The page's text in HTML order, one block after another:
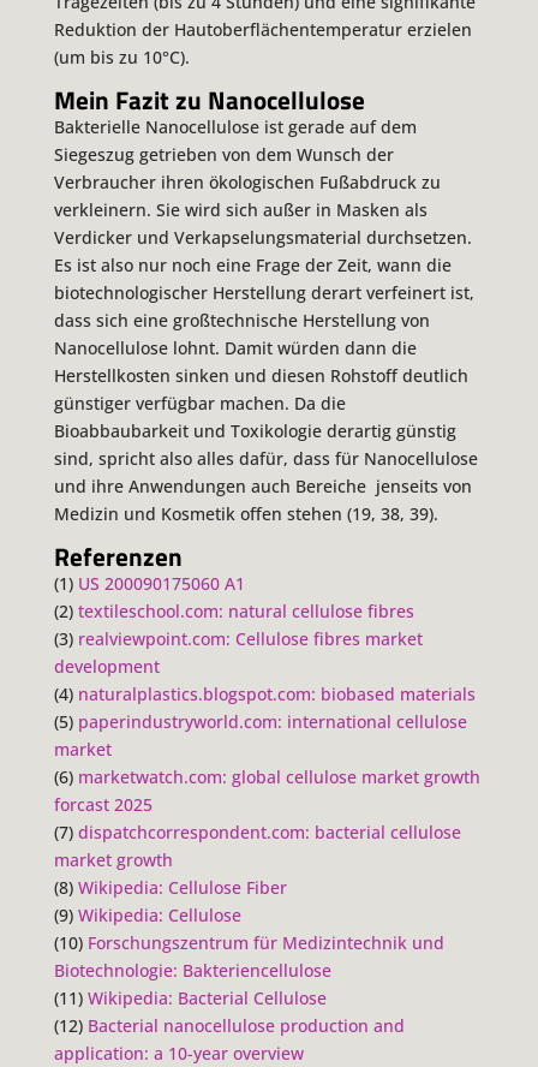
Reduktion der Hautoberflächentemperatur erzielen
(um bis zu 10°C).
Mein Fazit zu Nanocellulose
Bakterielle Nanocellulose ist gerade auf dem
Siegeszug getrieben von dem Wunsch der
Verbraucher ihren ökologischen Fußabdruck zu
verkleinern. Sie wird sich außer in Masken als
Verdicker und Verkapselungsmaterial durchsetzen.
Es ist also nur noch eine Frage der Zeit, wann die
biotechnologischer Herstellung derart verfeinert ist,
dass sich eine großtechnische Herstellung von
Nanocellulose lohnt. Damit würden dann die
Herstellkosten sinken und diesen Rohstoff deutlich
günstiger verfügbar machen. Da die
Bioabbaubarkeit und Toxikologie derartig günstig
sind, spricht also alles dafür, dass für Nanocellulose
und ihre Anwendungen auch Bereiche jenseits von
Medizin und Kosmetik offen stehen (19, 38, 39).
Referenzen
(1) US 200090175060 A1
(2) textileschool.com: natural cellulose fibres
(3) realviewpoint.com: Cellulose fibres market
development
(4) naturalplastics.blogspot.com: biobased materials
(5) paperindustryworld.com: international cellulose
market
(6) marketwatch.com: global cellulose market growth
forcast 2025
(7) dispatchcorrespondent.com: bacterial cellulose
market growth
(8) Wikipedia: Cellulose Fiber
(9) Wikipedia: Cellulose
(10) Forschungszentrum für Medizintechnik und
Biotechnologie: Bakteriencellulose
(11) Wikipedia: Bacterial Cellulose
(12) Bacterial nanocellulose production and
application: a 10-year overview